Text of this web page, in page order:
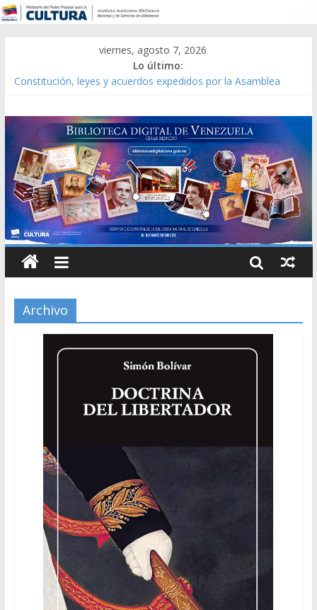
viernes, agosto 7, 2026
Lo último:
Constitución, leyes y acuerdos expedidos por la Asamblea
Modesta Bor Sánchez [material gráfico]
Gaceta Oficial de la República de Venezuela año CXXXIII Mes V,
Caracas 09 de marzo de 2006 N° 38.394
Catálogo temático de obras de Modesta Bor
Archivo